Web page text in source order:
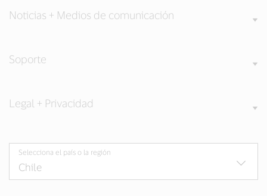
Noticias + Medios de comunicación
Soporte
Legal + Privacidad
Selecciona el país o la región